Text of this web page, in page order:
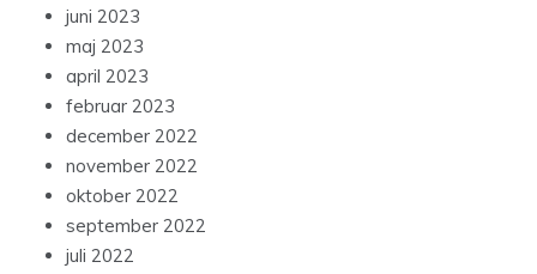
juni 2023
maj 2023
april 2023
februar 2023
december 2022
november 2022
oktober 2022
september 2022
juli 2022